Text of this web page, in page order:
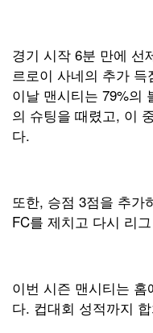
경기 시작 6분 만에 선
르로이 사네의 추가
이날 맨시티는 79%의
의 슈팅을 때렸고, 이
다.
또한, 승점 3점을 추가
FC를 제치고 다시 리
이번 시즌 맨시티는
다. 컵대회 성적까지